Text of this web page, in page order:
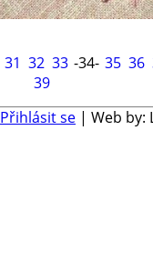
31 32 33 -34- 35 36
39
Přihlásit se | Web by: